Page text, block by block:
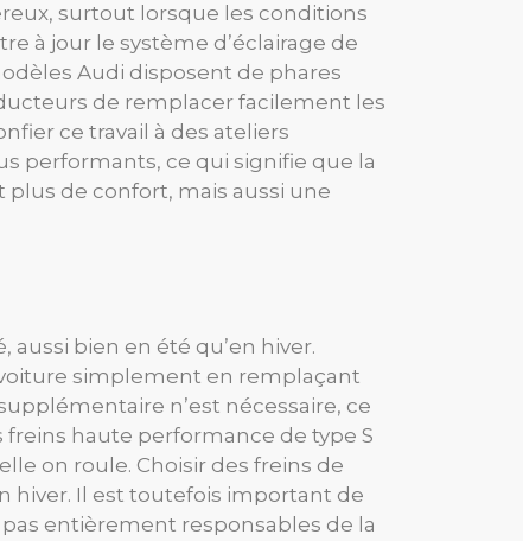
surtout lorsque les conditions
à jour le système d’éclairage de
Audi disposent de phares
de remplacer facilement les
ce travail à des ateliers
performants, ce qui signifie que la
de confort, mais aussi une
bien en été qu’en hiver.
simplement en remplaçant
n’est nécessaire, ce
haute performance de type S
on roule. Choisir des freins de
hiver. Il est toutefois important de
entièrement responsables de la